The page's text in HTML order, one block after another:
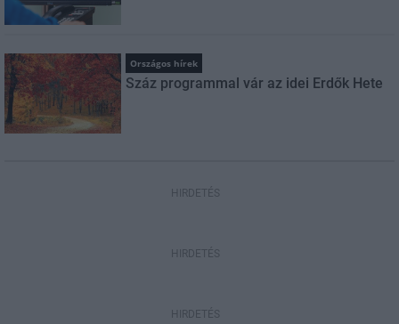
Országos hírek
Száz programmal vár az idei Erdők Hete
HIRDETÉS
HIRDETÉS
HIRDETÉS